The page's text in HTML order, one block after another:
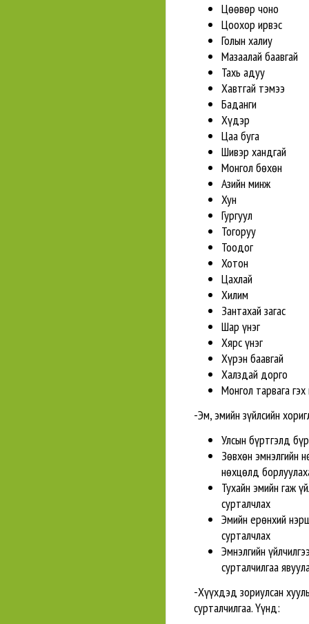
Цөөвөр чоно
Цоохор ирвэс
Голын халиу
Мазаалай баавгай
Тахь адуу
Хавтгай тэмээ
Баданги
Хүдэр
Цаа буга
Шивэр хандгай
Монгол бөхөн
Азийн минж
Хун
Гургуул
Тогоруу
Тоодог
Хотон
Цахлай
Хилим
Зантахай загас
Шар үнэг
Хярс үнэг
Хүрэн баавгай
Халздай дорго
Монгол тарвага
-Эм, эмийн зүйлсийн
Улсын бүртгэлд
Зөвхөн эмнэлгийн
нөхцөлд
Тухайн эмийн гаж
сурталчлах
Эмийн ерөнхий
сурталчлах
Эмнэлгийн
сурталчилгаа
-Хүүхдэд зориулсан
сурталчилгаа. Үүнд: